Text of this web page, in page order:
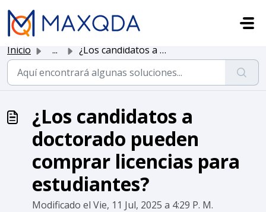
Saltar al contenido principal
Inicio ... ¿Los candidatos a doctorado pueden comprar licencias para...
¿Los candidatos a
doctorado pueden
comprar licencias para
estudiantes?
Modificado el Vie, 11 Jul, 2025 a 4:29 P. M.